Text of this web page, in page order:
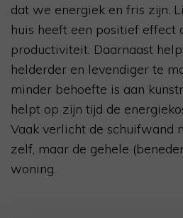
dat we energiek en fris zijn.
huis heeft een positief effect
productiviteit. Daarnaast
helderder en levendiger te
minder behoefte is aan
helpt op zijn tijd de
Vaak verlicht de schuifwand
zelf, maar de gehele
woning.